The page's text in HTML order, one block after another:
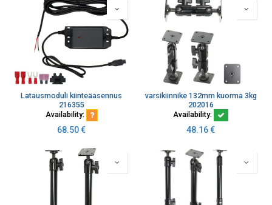
Latausmoduli kiinteäasennus
216355
Availability:
68.50€
varsikiinnike 132mm kuorma 3kg
202016
Availability:
48.16€